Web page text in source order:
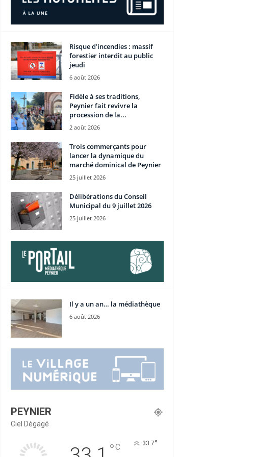
Risque d’incendies : massif
forestier interdit au public
jeudi
6 août 2026
Fidèle à ses traditions,
Peynier fait revivre la
procession de la...
2 août 2026
Trois commerçants pour
lancer la dynamique du
marché dominical de Peynier
25 juillet 2026
Délibérations du Conseil
Municipal du 9 juillet 2026
25 juillet 2026
Il y a un an… la médiathèque
6 août 2026
PEYNIER
Ciel Dégagé
°C 33.7°